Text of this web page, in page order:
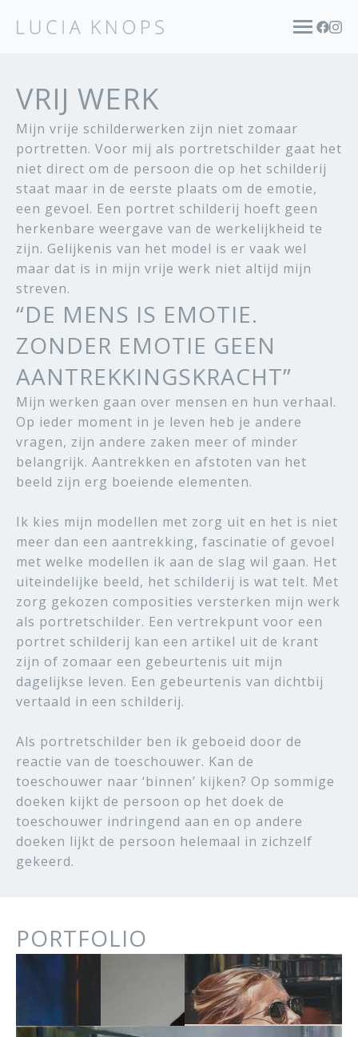
VRIJ WERK
Mijn vrije schilderwerken zijn niet zomaar
portretten. Voor mij als portretschilder gaat het
niet direct om de persoon die op het schilderij
staat maar in de eerste plaats om de emotie,
een gevoel. Een portret schilderij hoeft geen
herkenbare weergave van de werkelijkheid te
zijn. Gelijkenis van het model is er vaak wel
maar dat is in mijn vrije werk niet altijd mijn
streven.
“DE MENS IS EMOTIE.
ZONDER EMOTIE GEEN
AANTREKKINGSKRACHT”
Mijn werken gaan over mensen en hun verhaal.
Op ieder moment in je leven heb je andere
vragen, zijn andere zaken meer of minder
belangrijk. Aantrekken en afstoten van het
beeld zijn erg boeiende elementen.
Ik kies mijn modellen met zorg uit en het is niet
meer dan een aantrekking, fascinatie of gevoel
met welke modellen ik aan de slag wil gaan. Het
uiteindelijke beeld, het schilderij is wat telt. Met
zorg gekozen composities versterken mijn werk
als portretschilder. Een vertrekpunt voor een
portret schilderij kan een artikel uit de krant
zijn of zomaar een gebeurtenis uit mijn
dagelijkse leven. Een gebeurtenis van dichtbij
vertaald in een schilderij.
Als portretschilder ben ik geboeid door de
reactie van de toeschouwer. Kan de
toeschouwer naar ‘binnen’ kijken? Op sommige
doeken kijkt de persoon op het doek de
toeschouwer indringend aan en op andere
doeken lijkt de persoon helemaal in zichzelf
gekeerd.
PORTFOLIO